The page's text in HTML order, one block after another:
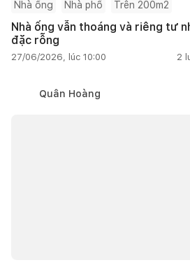
Nhà ống Nhà phố Trên 200m2
Nhà ống vẫn thoáng và riêng tư
đặc rỗng
27/06/2026, lúc 10:00 2
Quân Hoàng